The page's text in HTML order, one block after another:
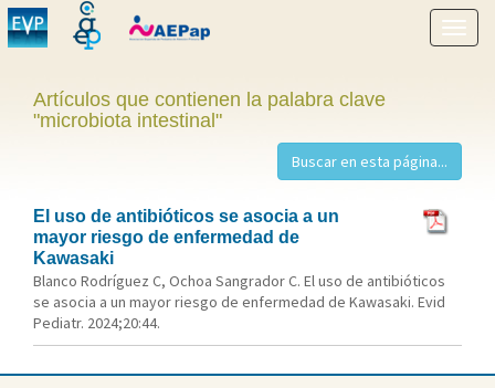
menú
Artículos que contienen la palabra clave
"microbiota intestinal"
El uso de antibióticos se asocia a un
mayor riesgo de enfermedad de
Kawasaki
Blanco Rodríguez C, Ochoa Sangrador C. El uso de antibióticos
se asocia a un mayor riesgo de enfermedad de Kawasaki. Evid
Pediatr. 2024;20:44.